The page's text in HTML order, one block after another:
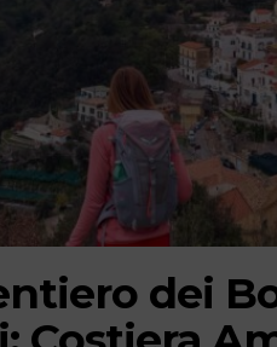
dei